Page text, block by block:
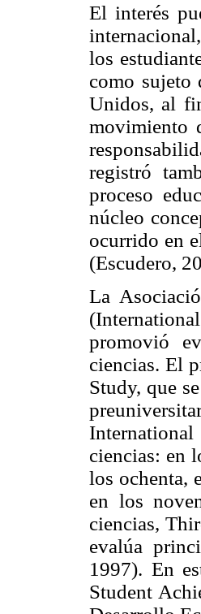
El interés
los
como sujeto
Unidos, al
movimiento
registró
proceso
núcleo
ocurrido en
(Escudero,
La
promovió
ciencias. El
Study, que
International
ciencias: en
los ochenta,
en los
ciencias,
evalúa
1997). En
Student